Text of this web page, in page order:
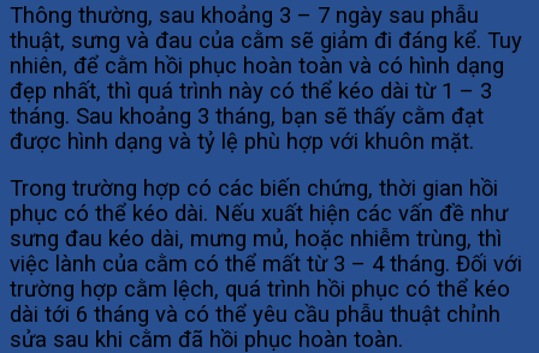
Thông thường, sau khoảng 3 – 7 ngày sau phẫu
thuật, sưng và đau của cằm sẽ giảm đi đáng kể. Tuy
nhiên, để cằm hồi phục hoàn toàn và có hình dạng
đẹp nhất, thì quá trình này có thể kéo dài từ 1 – 3
tháng. Sau khoảng 3 tháng, bạn sẽ thấy cằm đạt
được hình dạng và tỷ lệ phù hợp với khuôn mặt.
Trong trường hợp có các biến chứng, thời gian hồi
phục có thể kéo dài. Nếu xuất hiện các vấn đề như
sưng đau kéo dài, mưng mủ, hoặc nhiễm trùng, thì
việc lành của cằm có thể mất từ 3 – 4 tháng. Đối với
trường hợp cằm lệch, quá trình hồi phục có thể kéo
dài tới 6 tháng và có thể yêu cầu phẫu thuật chỉnh
sửa sau khi cằm đã hồi phục hoàn toàn.